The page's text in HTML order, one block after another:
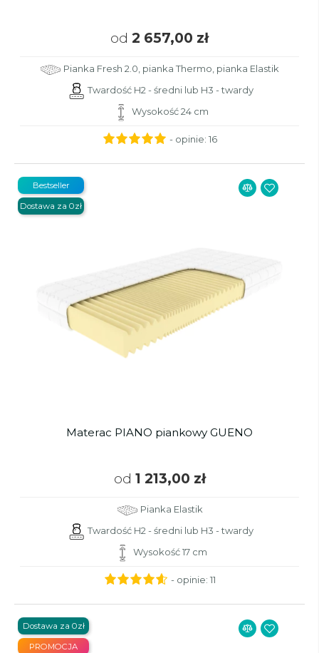
od 2 657,00 zł
Pianka Fresh 2.0, pianka Thermo, pianka Elastik
Twardość H2 - średni lub H3 - twardy
Wysokość 24 cm
- opinie: 16
Materac PIANO piankowy GUENO
od 1 213,00 zł
Pianka Elastik
Twardość H2 - średni lub H3 - twardy
Wysokość 17 cm
Bestseller
Dostawa za 0zł
- opinie: 11
PROMOCJA
Dostawa za 0zł